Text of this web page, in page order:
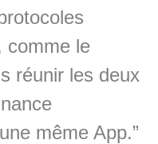
comme le
réunir les deux
même App.”